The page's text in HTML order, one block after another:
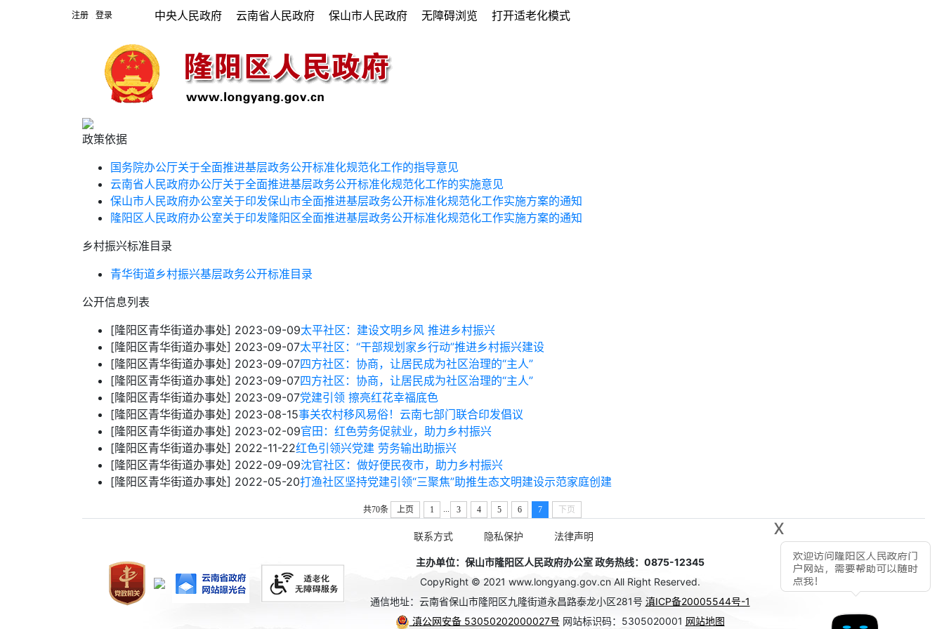
注册 登录
x
中央人民政府 云南省人民政府 保山市人民政府 无障碍浏览 打开适老化模式
政策依据
国务院办公厅关于全面推进基层政务公开标准化规范化工作的指导意见
云南省人民政府办公厅关于全面推进基层政务公开标准化规范化工作的实施意见
保山市人民政府办公室关于印发保山市全面推进基层政务公开标准化规范化工作实施方案的通知
隆阳区人民政府办公室关于印发隆阳区全面推进基层政务公开标准化规范化工作实施方案的通知
乡村振兴标准目录
青华街道乡村振兴基层政务公开标准目录
公开信息列表
[隆阳区青华街道办事处] 2023-09-09太平社区：建设文明乡风 推进乡村振兴
[隆阳区青华街道办事处] 2023-09-07太平社区：“干部规划家乡行动”推进乡村振兴建设
[隆阳区青华街道办事处] 2023-09-07四方社区：协商，让居民成为社区治理的“主人”
[隆阳区青华街道办事处] 2023-09-07四方社区：协商，让居民成为社区治理的“主人”
[隆阳区青华街道办事处] 2023-09-07党建引领 擦亮红花幸福底色
[隆阳区青华街道办事处] 2023-08-15事关农村移风易俗！云南七部门联合印发倡议
[隆阳区青华街道办事处] 2023-02-09官田：红色劳务促就业，助力乡村振兴
[隆阳区青华街道办事处] 2022-11-22红色引领兴党建 劳务输出助振兴
[隆阳区青华街道办事处] 2022-09-09沈官社区：做好便民夜市，助力乡村振兴
[隆阳区青华街道办事处] 2022-05-20打渔社区坚持党建引领“三聚焦”助推生态文明建设示范家庭创建
共70条 上页 1 3 4 5 6 7 下页
联系方式 隐私保护 法律声明
主办单位：保山市隆阳区人民政府办公室 政务热线：0875-12345
CopyRight © 2021 www.longyang.gov.cn All Right Reserved.
通信地址：云南省保山市隆阳区九隆街道永昌路泰龙小区281号 滇ICP备20005544号-1
滇公网安备 53050202000027号 网站标识码：5305020001 网站地图